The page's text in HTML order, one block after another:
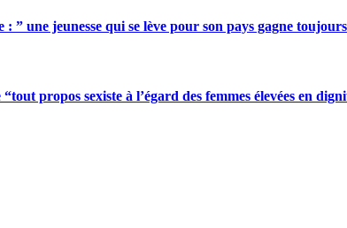
: ” une jeunesse qui se lève pour son pays gagne toujours
propos sexiste à l’égard des femmes élevées en